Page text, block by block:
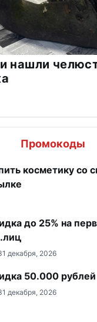
нашли
Промокоды
косметику со
до 25% на
декабря, 2026
50.000 рублей
декабря, 2026